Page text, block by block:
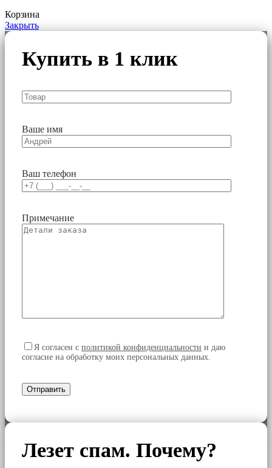
Корзина
Закрыть
Купить в 1 клик
Ваше имя
Ваш телефон
Примечание
Я согласен с политикой конфиденциальности и даю
согласие на обработку моих персональных данных.
Лезет спам. Почему?